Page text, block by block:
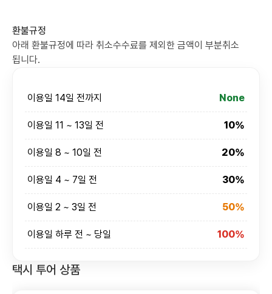
환불규정
아래 환불규정에 따라 취소수수료를 제외한 금액이 부분취소
됩니다.
이용일 14일 전까지 None
이용일 11 ~ 13일 전 10%
이용일 8 ~ 10일 전 20%
이용일 4 ~ 7일 전 30%
이용일 2 ~ 3일 전 50%
이용일 하루 전 ~ 당일 100%
택시 투어 상품